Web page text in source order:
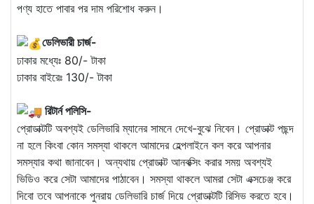
পণ্য হাতে পাবার পর দাম পরিশোধ করুন।
ডেলিভারী চার্জ-
ঢাকার মধ্যেঃ 80/- টাকা
ঢাকার বাইরেঃ 130/- টাকা
রিটার্ন পলিসি-
প্রোডাক্টটি অবশ্যই ডেলিভারি ম্যানের সামনে দেখে-বুঝে নিবেন। প্রোডাক্ট পছন্দ
না হলে কিংবা কোন সমস্যা থাকলে আমাদের হেল্পলাইনে কল করে আপনার
সমস্যার কথা জানাবেন। অন্যথায় প্রোডাক্ট আনবক্সিং করার সময় অবশ্যই
ভিডিও করে সেটা আমাদের পাঠাবেন। সমস্যা থাকলে আমরা সেটা এক্সচেঞ্জ করে
দিবো তবে আপনাকে পুনরায় ডেলিভারি চার্জ দিয়ে প্রোডাক্টটি রিসিভ করতে হবে।